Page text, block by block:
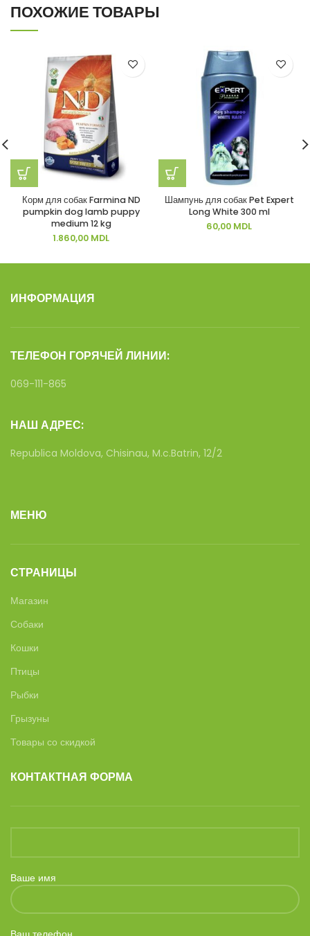
ПОХОЖИЕ ТОВАРЫ
Корм для собак Farmina ND
pumpkin dog lamb puppy
medium 12 kg
1.860,00 MDL
Шампунь для собак Pet Expert
Long White 300 ml
60,00 MDL
ИНФОРМАЦИЯ
ТЕЛЕФОН ГОРЯЧЕЙ ЛИНИИ:
069-111-865
НАШ АДРЕС:
Republica Moldova, Chisinau, M.c.Batrin, 12/2
МЕНЮ
СТРАНИЦЫ
Магазин
Собаки
Кошки
Птицы
Рыбки
Грызуны
Товары со скидкой
КОНТАКТНАЯ ФОРМА
Ваше имя